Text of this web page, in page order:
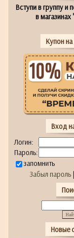
Вступи в группу и
в
Купон
Вход
Логин:
Пароль:
запомнить
Забыл пароль |
Новые